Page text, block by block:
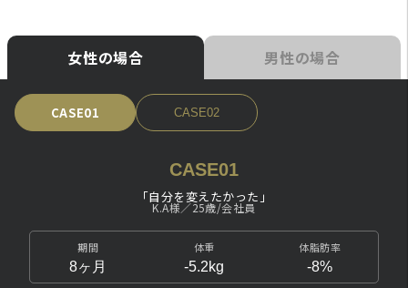
女性の場合 男性の場合
CASE01
「自分を変えたかった」
K.A様／25歳/会社員
期間
8ヶ月
体重
-5.2kg
体脂肪率
-8%
CASE02